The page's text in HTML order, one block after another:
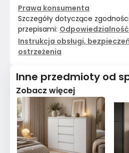
Prawa konsumenta
Szczegóły dotyczące
przepisami:
Instrukcja obsługi,
ostrzeżenia
Inne przedmioty od
Zobacz więcej